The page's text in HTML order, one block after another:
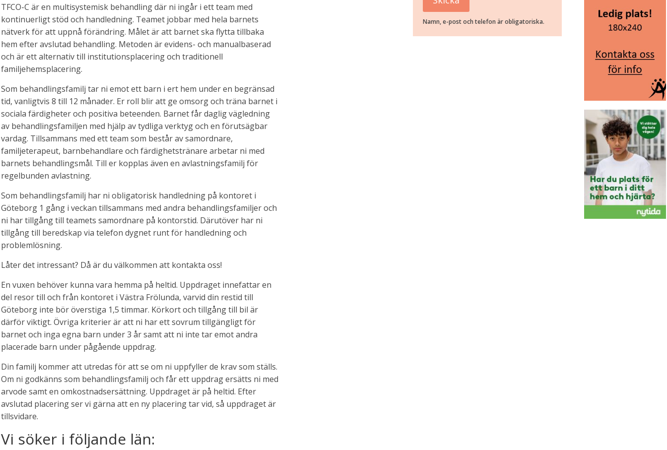
TFCO-C är en multisystemisk behandling där ni ingår i ett team med
kontinuerligt stöd och handledning. Teamet jobbar med hela barnets
nätverk för att uppnå förändring. Målet är att barnet ska flytta tillbaka
hem efter avslutad behandling. Metoden är evidens- och manualbaserad
och är ett alternativ till institutionsplacering och traditionell
familjehemsplacering.
Som behandlingsfamilj tar ni emot ett barn i ert hem under en begränsad
tid, vanligtvis 8 till 12 månader. Er roll blir att ge omsorg och träna barnet i
sociala färdigheter och positiva beteenden. Barnet får daglig vägledning
av behandlingsfamiljen med hjälp av tydliga verktyg och en förutsägbar
vardag. Tillsammans med ett team som består av samordnare,
familjeterapeut, barnbehandlare och färdighetstränare arbetar ni med
barnets behandlingsmål. Till er kopplas även en avlastningsfamilj för
regelbunden avlastning.
Som behandlingsfamilj har ni obligatorisk handledning på kontoret i
Göteborg 1 gång i veckan tillsammans med andra behandlingsfamiljer och
ni har tillgång till teamets samordnare på kontorstid. Därutöver har ni
tillgång till beredskap via telefon dygnet runt för handledning och
problemlösning.
Låter det intressant? Då är du välkommen att kontakta oss!
En vuxen behöver kunna vara hemma på heltid. Uppdraget innefattar en
del resor till och från kontoret i Västra Frölunda, varvid din restid till
Göteborg inte bör överstiga 1,5 timmar. Körkort och tillgång till bil är
därför viktigt. Övriga kriterier är att ni har ett sovrum tillgängligt för
barnet och inga egna barn under 3 år samt att ni inte tar emot andra
placerade barn under pågående uppdrag.
Din familj kommer att utredas för att se om ni uppfyller de krav som ställs.
Om ni godkänns som behandlingsfamilj och får ett uppdrag ersätts ni med
arvode samt en omkostnadsersättning. Uppdraget är på heltid. Efter
avslutad placering ser vi gärna att en ny placering tar vid, så uppdraget är
tillsvidare.
Vi söker i följande län:
Namn, e-post och telefon är obligatoriska.